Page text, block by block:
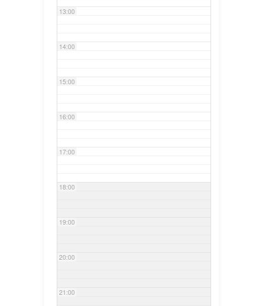
13:00
14:00
15:00
16:00
17:00
18:00
19:00
20:00
21:00